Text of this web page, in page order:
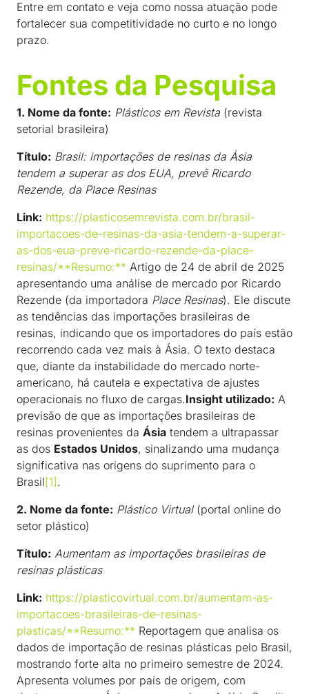
Entre em contato e veja como nossa atuação pode
fortalecer sua competitividade no curto e no longo
prazo.
Fontes da Pesquisa
1. Nome da fonte: Plásticos em Revista (revista
setorial brasileira)
Título: Brasil: importações de resinas da Ásia
tendem a superar as dos EUA, prevê Ricardo
Rezende, da Place Resinas
Link: https://plasticosemrevista.com.br/brasil-
importacoes-de-resinas-da-asia-tendem-a-superar-
as-dos-eua-preve-ricardo-rezende-da-place-
resinas/**Resumo:** Artigo de 24 de abril de 2025
apresentando uma análise de mercado por Ricardo
Rezende (da importadora Place Resinas). Ele discute
as tendências das importações brasileiras de
resinas, indicando que os importadores do país estão
recorrendo cada vez mais à Ásia. O texto destaca
que, diante da instabilidade do mercado norte-
americano, há cautela e expectativa de ajustes
operacionais no fluxo de cargas.Insight utilizado: A
previsão de que as importações brasileiras de
resinas provenientes da Ásia tendem a ultrapassar
as dos Estados Unidos, sinalizando uma mudança
significativa nas origens do suprimento para o
Brasil[1] .
2. Nome da fonte: Plástico Virtual(portal online do
setor plástico)
Título: Aumentam as importações brasileiras de
resinas plásticas
Link: https://plasticovirtual.com.br/aumentam-as-
importacoes-brasileiras-de-resinas-
plasticas/**Resumo:** Reportagem que analisa os
dados de importação de resinas plásticas pelo Brasil,
mostrando forte alta no primeiro semestre de 2024.
Apresenta volumes por país de origem, com